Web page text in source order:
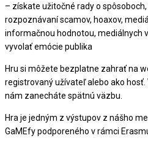
– získate užitočné rady o
rozpoznávaní scamov, hoaxov,
informačnou hodnotou, mediálnych
vyvolať emócie publika
Hru si môžete bezplatne zahrať na
registrovaný užívateľ alebo ako
nám zanecháte spätnú väzbu.
Hra je jedným z výstupov z nášho
GaMEfy podporeného v rámci